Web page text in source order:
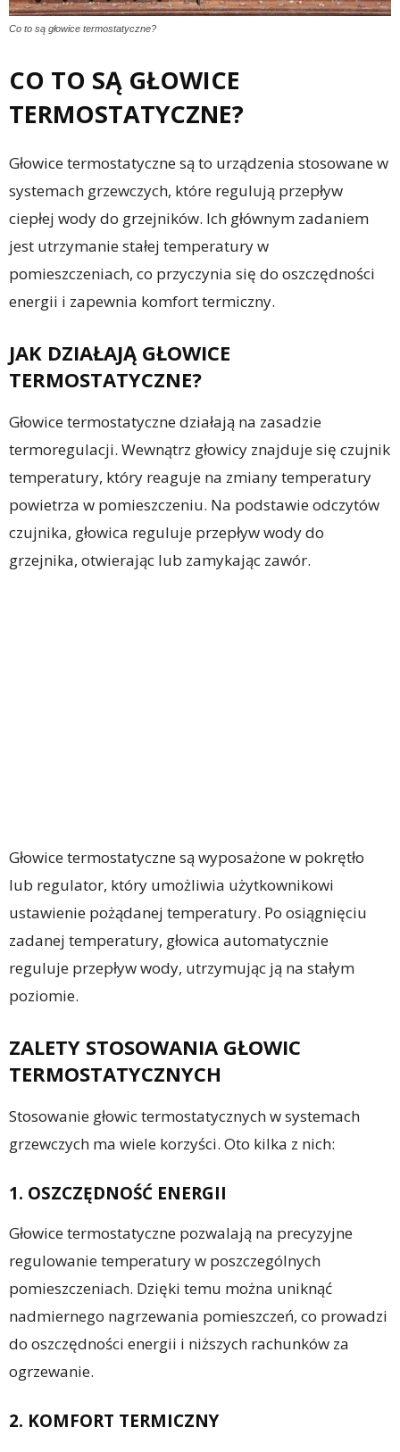
Co to są głowice termostatyczne?
CO TO SĄ GŁOWICE
TERMOSTATYCZNE?
Głowice termostatyczne są to urządzenia stosowane w
systemach grzewczych, które regulują przepływ
ciepłej wody do grzejników. Ich głównym zadaniem
jest utrzymanie stałej temperatury w
pomieszczeniach, co przyczynia się do oszczędności
energii i zapewnia komfort termiczny.
JAK DZIAŁAJĄ GŁOWICE
TERMOSTATYCZNE?
Głowice termostatyczne działają na zasadzie
termoregulacji. Wewnątrz głowicy znajduje się czujnik
temperatury, który reaguje na zmiany temperatury
powietrza w pomieszczeniu. Na podstawie odczytów
czujnika, głowica reguluje przepływ wody do
grzejnika, otwierając lub zamykając zawór.
Głowice termostatyczne są wyposażone w pokrętło
lub regulator, który umożliwia użytkownikowi
ustawienie pożądanej temperatury. Po osiągnięciu
zadanej temperatury, głowica automatycznie
reguluje przepływ wody, utrzymując ją na stałym
poziomie.
ZALETY STOSOWANIA GŁOWIC
TERMOSTATYCZNYCH
Stosowanie głowic termostatycznych w systemach
grzewczych ma wiele korzyści. Oto kilka z nich:
1. OSZCZĘDNOŚĆ ENERGII
Głowice termostatyczne pozwalają na precyzyjne
regulowanie temperatury w poszczególnych
pomieszczeniach. Dzięki temu można uniknąć
nadmiernego nagrzewania pomieszczeń, co prowadzi
do oszczędności energii i niższych rachunków za
ogrzewanie.
2. KOMFORT TERMICZNY